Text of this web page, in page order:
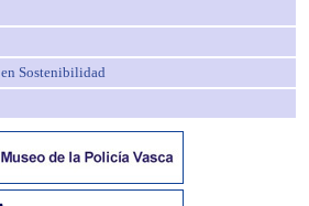
Sostenibilidad